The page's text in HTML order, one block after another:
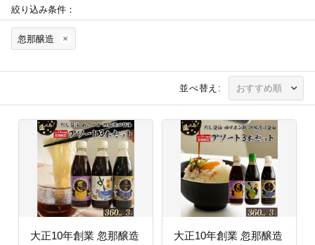
絞り込み条件：
忽那醸造
並べ替え:
大正10年創業 忽那醸造
大正10年創業 忽那醸造